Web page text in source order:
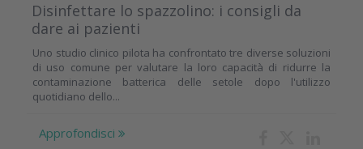
Disinfettare lo spazzolino: i consigli da
dare ai pazienti
Uno studio clinico pilota ha confrontato tre diverse soluzioni
di uso comune per valutare la loro capacità di ridurre la
contaminazione batterica delle setole dopo l'utilizzo
quotidiano dello...
Approfondisci